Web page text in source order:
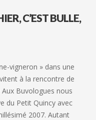
C’EST BULLE,
vigneron » dans une
à la rencontre de
Buvologues nous
du Petit Quincy avec
2007. Autant